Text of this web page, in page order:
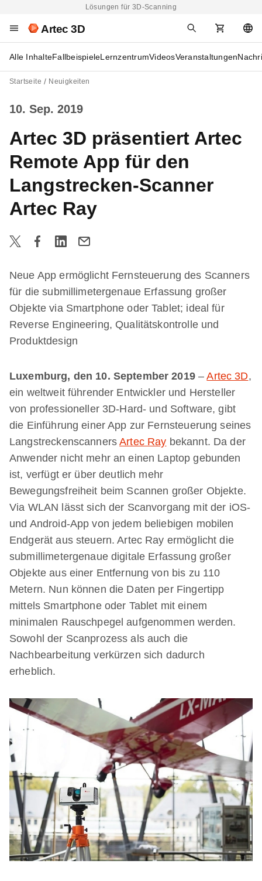
Lösungen für 3D-Scanning
Artec 3D
Alle InhalteFallbeispieleLernzentrumVideosVeranstaltungen
Startseite Neuigkeiten
10. Sep. 2019
Artec 3D präsentiert Artec
Remote App für den
Langstrecken-Scanner
Artec Ray
Neue App ermöglicht Fernsteuerung des Scanners
für die submillimetergenaue Erfassung großer
Objekte via Smartphone oder Tablet; ideal für
Reverse Engineering, Qualitätskontrolle und
Produktdesign
Luxemburg, den 10. September 2019–Artec 3D,
ein weltweit führender Entwickler und Hersteller
von professioneller 3D-Hard- und Software, gibt
die Einführung einer App zur Fernsteuerung seines
LangstreckenscannersArtec Ray bekannt. Da der
Anwender nicht mehr an einen Laptop gebunden
ist, verfügt er über deutlich mehr
Bewegungsfreiheit beim Scannen großer Objekte.
Via WLAN lässt sich der Scanvorgang mit der iOS-
und Android-App von jedem beliebigen mobilen
Endgerät aus steuern. Artec Ray ermöglicht die
submillimetergenaue digitale Erfassung großer
Objekte aus einer Entfernung von bis zu 110
Metern. Nun können die Daten per Fingertipp
mittels Smartphone oder Tablet mit einem
minimalen Rauschpegel aufgenommen werden.
Sowohl der Scanprozess als auch die
Nachbearbeitung verkürzen sich dadurch
erheblich.